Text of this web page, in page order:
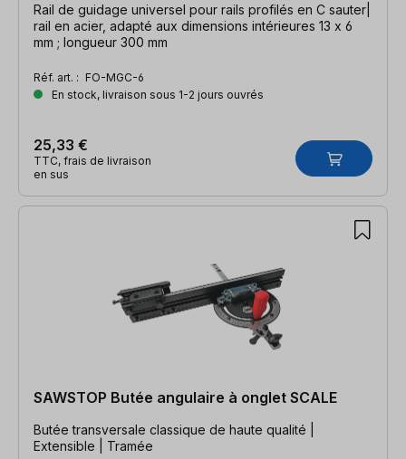
Rail de guidage universel pour rails profilés en C sauter|
rail en acier, adapté aux dimensions intérieures 13 x 6
mm ; longueur 300 mm
Réf. art. : FO-MGC-6
En stock, livraison sous 1-2 jours ouvrés
25,33 €
TTC, frais de livraison
en sus
SAWSTOP Butée angulaire à onglet SCALE
Butée transversale classique de haute qualité |
Extensible | Tramée